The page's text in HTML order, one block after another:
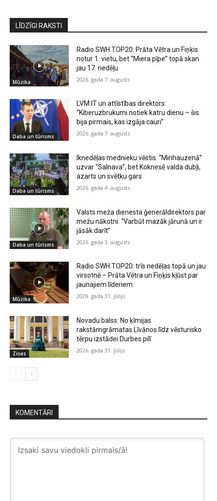
LĪDZĪGI RAKSTI
Mūzika
Radio SWH TOP20: Prāta Vētra un Fiņķis
notur 1. vietu, bet “Miera pīpe” topā skan
jau 17. nedēļu
2026. gada 7. augusts
Daba un tūrisms
LVM IT un attīstības direktors:
“Kiberuzbrukumi notiek katru dienu – šis
bija pirmais, kas izgāja cauri”
2026. gada 7. augusts
Daba un tūrisms
Iknedēļas mednieku vēstis: “Minhauzenā”
uzvar “Salnava”, bet Koknesē valda dubļi,
azarts un svētku gars
2026. gada 4. augusts
Daba un tūrisms
Valsts meža dienesta ģenerāldirektors par
mežu nākotni: “Varbūt mazāk jārunā un ir
jāsāk darīt”
2026. gada 3. augusts
Mūzika
Radio SWH TOP20: trīs nedēļas topā un jau
virsotnē – Prāta Vētra un Fiņķis kļūst par
jaunajiem līderiem
2026. gada 31. jūlijs
Ziņas
Novadu balss: No ķīmijas
rakstāmgrāmatas Līvānos līdz vēsturisko
tērpu izstādei Durbes pilī
2026. gada 31. jūlijs
KOMENTĀRI